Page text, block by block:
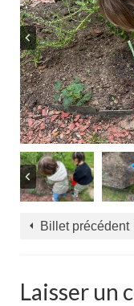
Billet précédent
Laisser un